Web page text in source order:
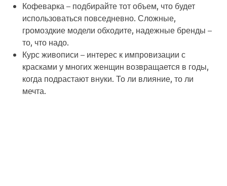
Кофеварка – подбирайте тот объем, что будет
использоваться повседневно. Сложные,
громоздкие модели обходите, надежные бренды –
то, что надо.
Курс живописи – интерес к импровизации с
красками у многих женщин возвращается в годы,
когда подрастают внуки. То ли влияние, то ли
мечта.